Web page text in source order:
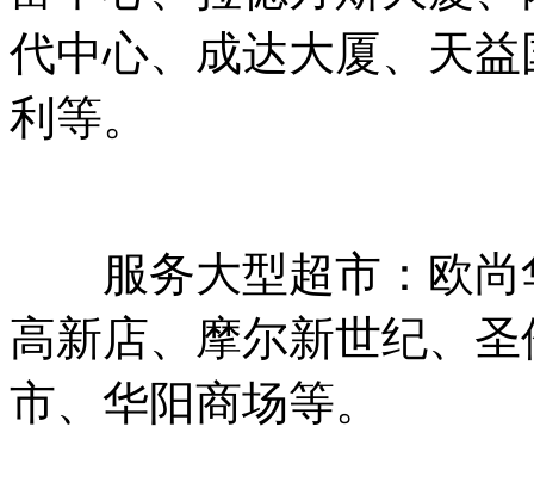
代中心、成达大厦、天
利等。
服务大型超市：欧尚
高新店、摩尔新世纪、
市、华阳商场等。